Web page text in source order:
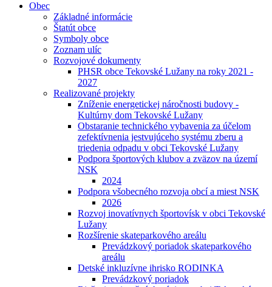
Obec
Základné informácie
Štatút obce
Symboly obce
Zoznam ulíc
Rozvojové dokumenty
PHSR obce Tekovské Lužany na roky 2021 -
2027
Realizované projekty
Zníženie energetickej náročnosti budovy -
Kultúrny dom Tekovské Lužany
Obstaranie technického vybavenia za účelom
zefektívnenia jestvujúceho systému zberu a
triedenia odpadu v obci Tekovské Lužany
Podpora športových klubov a zväzov na území
NSK
2024
Podpora všobecného rozvoja obcí a miest NSK
2026
Rozvoj inovatívnych športovísk v obci Tekovské
Lužany
Rozšírenie skateparkového areálu
Prevádzkový poriadok skateparkového
areálu
Detské inkluzívne ihrisko RODINKA
Prevádzkový poriadok